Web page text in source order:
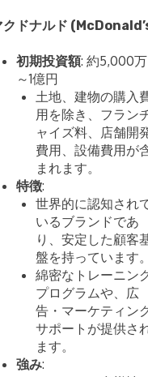
クドナルド
初期投資額: 約5,000
～1億円
土地、建物の購入
用を除き、フラン
ャイズ料、店舗開
費用、設備費用が
まれます。
特徴:
世界的に認知され
いるブランドであ
り、安定した顧客
盤を持っています。
綿密なトレーニン
プログラムや、広
告・マーケティン
サポートが提供さ
ます。
強み: